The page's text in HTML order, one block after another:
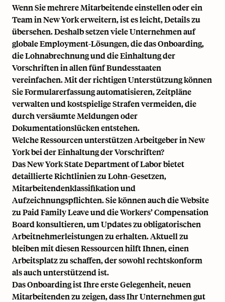
Wenn Sie mehrere Mitarbeitende einstellen oder ein
Team in New York erweitern, ist es leicht, Details zu
übersehen. Deshalb setzen viele Unternehmen auf
globale Employment-Lösungen, die das Onboarding,
die Lohnabrechnung und die Einhaltung der
Vorschriften in allen fünf Bundesstaaten
vereinfachen. Mit der richtigen Unterstützung können
Sie Formularerfassung automatisieren, Zeitpläne
verwalten und kostspielige Strafen vermeiden, die
durch versäumte Meldungen oder
Dokumentationslücken entstehen.
Welche Ressourcen unterstützen Arbeitgeber in New
York bei der Einhaltung der Vorschriften?
Das New York State Department of Labor bietet
detaillierte Richtlinien zu Lohn-Gesetzen,
Mitarbeitendenklassifikation und
Aufzeichnungspflichten. Sie können auch die Website
zu Paid Family Leave und die Workers’ Compensation
Board konsultieren, um Updates zu obligatorischen
Arbeitnehmerleistungenzu erhalten. Aktuell zu
bleiben mit diesen Ressourcen hilft Ihnen, einen
Arbeitsplatz zu schaffen, der sowohl rechtskonform
als auch unterstützend ist.
Das Onboarding ist Ihre erste Gelegenheit, neuen
Mitarbeitenden zu zeigen, dass Ihr Unternehmen gut